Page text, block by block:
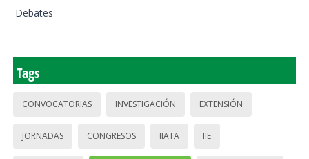
Debates
Tags
CONVOCATORIAS INVESTIGACIÓN EXTENSIÓN
JORNADAS CONGRESOS IIATA IIE